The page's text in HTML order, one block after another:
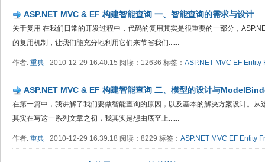
ASP.NET MVC & EF 构建智能查询 一、智能查询的需求与设计
关于复用 在我们日常的开发过程中，代码的复用其实是很重要的一部分，
的复用机制，让我们能充分地利用它们来节省我们......
作者: 重典 2010-12-29 16:40:15 阅读：12636 标签： ASP.NET MVC EF Entity
ASP.NET MVC & EF 构建智能查询 二、模型的设计与
在第一篇中，我讲解了我们要做智能查询的原因，以及基本的解决方案设计。从
其实在写这一系列文章之初，我其实是想由底至上......
作者: 重典 2010-12-29 16:39:18 阅读：8229 标签： ASP.NET MVC EF Entity